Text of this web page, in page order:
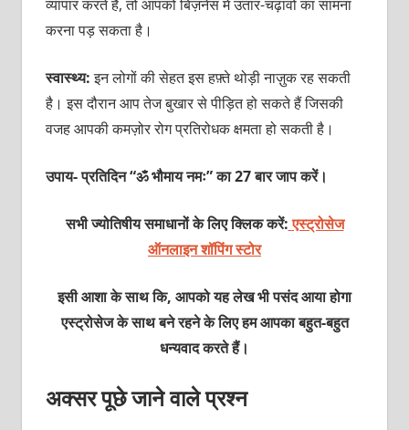
व्यापार करते हैं, तो आपको बिज़नेस में उतार-चढ़ावों का सामना
करना पड़ सकता है।
स्वास्थ्य:इन लोगों की सेहत इस हफ़्ते थोड़ी नाज़ुक रह सकती
है। इस दौरान आप तेज बुखार से पीड़ित हो सकते हैं जिसकी
वजह आपकी कमज़ोर रोग प्रतिरोधक क्षमता हो सकती है।
उपाय- प्रतिदिन “ॐ भौमाय नमः” का 27 बार जाप करें।
सभी ज्योतिषीय समाधानों के लिए क्लिक करें: एस्ट्रोसेज
ऑनलाइन शॉपिंग स्टोर
इसी आशा के साथ कि, आपको यह लेख भी पसंद आया होगा
एस्ट्रोसेज के साथ बने रहने के लिए हम आपका बहुत-बहुत
धन्यवाद करते हैं।
अक्सर पूछे जाने वाले प्रश्न